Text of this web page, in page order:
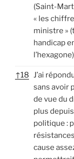
(Saint-
« les
ministre »
handicap
↑18 J’ai
sans avoir
de vue du
plus
politique :
cause